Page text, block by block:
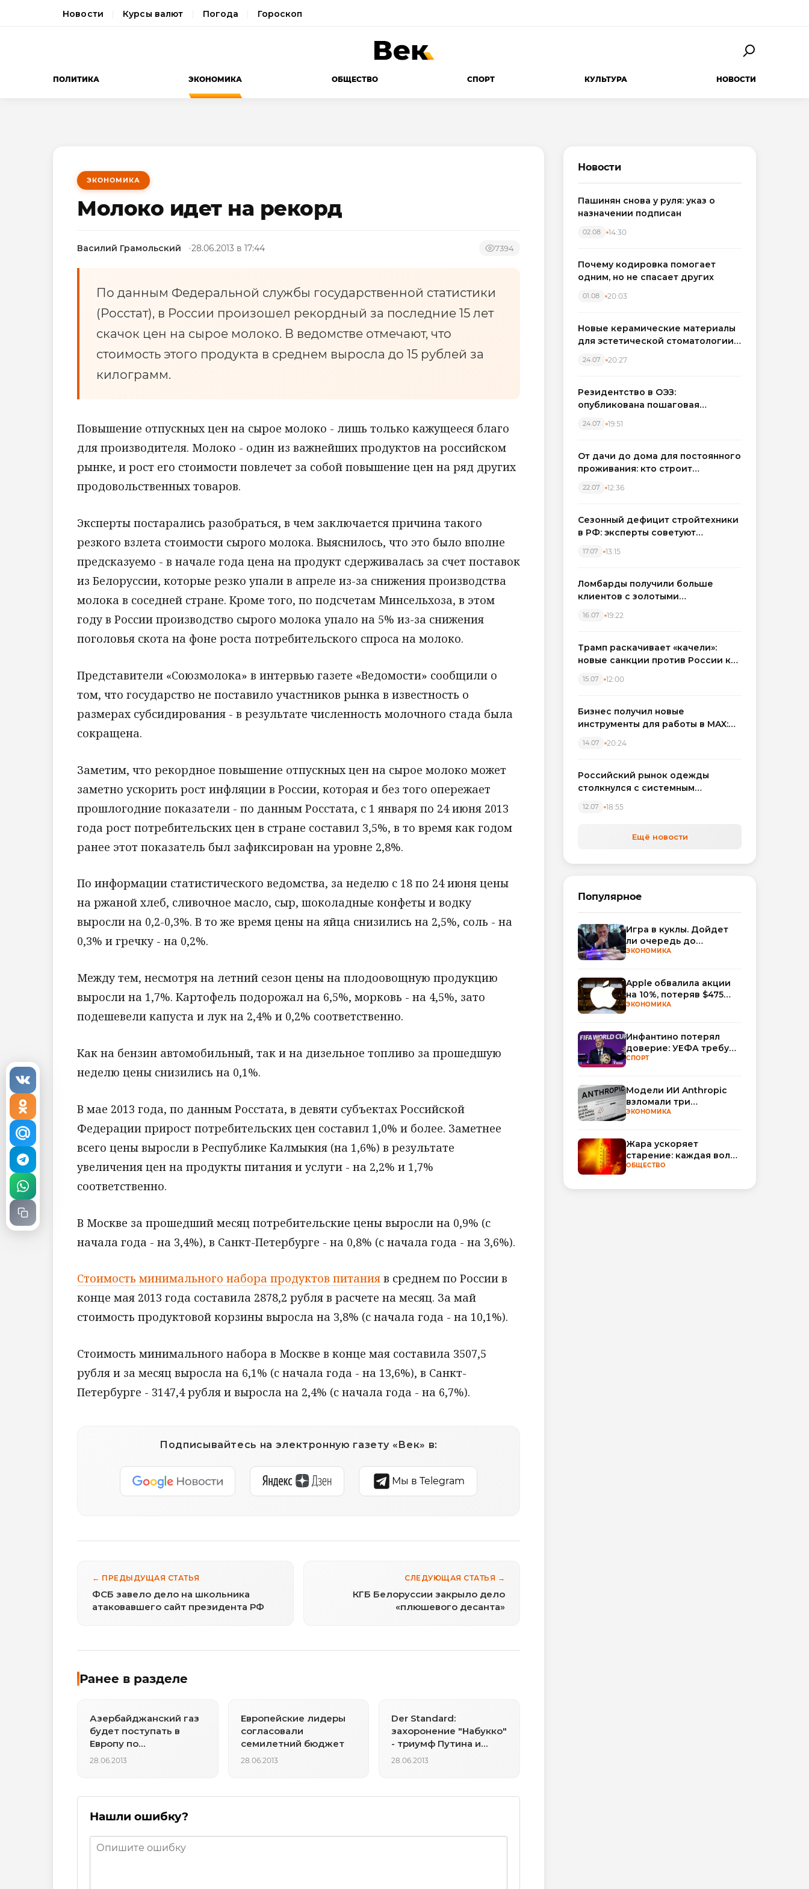
Новости Курсы валют Погода Гороскоп
ПОЛИТИКА ЭКОНОМИКА ОБЩЕСТВО СПОРТ КУЛЬТУРА НОВОСТИ
ЭКОНОМИКА
Молоко идет на рекорд
Василий Грамольский 28.06.2013 в 17:44 7394
По данным Федеральной службы государственной статистики
(Росстат), в России произошел рекордный за последние 15 лет
скачок цен на сырое молоко. В ведомстве отмечают, что
стоимость этого продукта в среднем выросла до 15 рублей за
килограмм.
Повышение отпускных цен на сырое молоко - лишь только кажущееся благо
для производителя. Молоко - один из важнейших продуктов на российском
рынке, и рост его стоимости повлечет за собой повышение цен на ряд других
продовольственных товаров.
Эксперты постарались разобраться, в чем заключается причина такого
резкого взлета стоимости сырого молока. Выяснилось, что это было вполне
предсказуемо - в начале года цена на продукт сдерживалась за счет поставок
из Белоруссии, которые резко упали в апреле из-за снижения производства
молока в соседней стране. Кроме того, по подсчетам Минсельхоза, в этом
году в России производство сырого молока упало на 5% из-за снижения
поголовья скота на фоне роста потребительского спроса на молоко.
Представители «Союзмолока» в интервью газете «Ведомости» сообщили о
том, что государство не поставило участников рынка в известность о
размерах субсидирования - в результате численность молочного стада была
сокращена.
Заметим, что рекордное повышение отпускных цен на сырое молоко может
заметно ускорить рост инфляции в России, которая и без того опережает
прошлогодние показатели - по данным Росстата, с 1 января по 24 июня 2013
года рост потребительских цен в стране составил 3,5%, в то время как годом
ранее этот показатель был зафиксирован на уровне 2,8%.
По информации статистического ведомства, за неделю с 18 по 24 июня цены
на ржаной хлеб, сливочное масло, сыр, шоколадные конфеты и водку
выросли на 0,2-0,3%. В то же время цены на яйца снизились на 2,5%, соль - на
0,3% и гречку - на 0,2%.
Между тем, несмотря на летний сезон цены на плодоовощную продукцию
выросли на 1,7%. Картофель подорожал на 6,5%, морковь - на 4,5%, зато
подешевели капуста и лук на 2,4% и 0,2% соответственно.
Как на бензин автомобильный, так и на дизельное топливо за прошедшую
неделю цены снизились на 0,1%.
В мае 2013 года, по данным Росстата, в девяти субъектах Российской
Федерации прирост потребительских цен составил 1,0% и более. Заметнее
всего цены выросли в Республике Калмыкия (на 1,6%) в результате
увеличения цен на продукты питания и услуги - на 2,2% и 1,7%
соответственно.
В Москве за прошедший месяц потребительские цены выросли на 0,9% (с
начала года - на 3,4%), в Санкт-Петербурге - на 0,8% (с начала года - на 3,6%).
Стоимость минимального набора продуктов питания в среднем по России в
конце мая 2013 года составила 2878,2 рубля в расчете на месяц. За май
стоимость продуктовой корзины выросла на 3,8% (с начала года - на 10,1%).
Стоимость минимального набора в Москве в конце мая составила 3507,5
рубля и за месяц выросла на 6,1% (с начала года - на 13,6%), в Санкт-
Петербурге - 3147,4 рубля и выросла на 2,4% (с начала года - на 6,7%).
Подписывайтесь на электронную газету «Век» в:
Мы в Telegram
← ПРЕДЫДУЩАЯ СТАТЬЯ
ФСБ завело дело на школьника
атаковавшего сайт президента РФ
СЛЕДУЮЩАЯ СТАТЬЯ →
КГБ Белоруссии закрыло дело
«плюшевого десанта»
Ранее в разделе
Азербайджанский газ
будет поступать в
Европу по
Трансадриатическому
28.06.2013
Европейские лидеры
согласовали
семилетний бюджет
28.06.2013
Der Standard:
захоронение "Набукко"
- триумф Путина и
поражение Украины
28.06.2013
Нашли ошибку?
Новости
Пашинян снова у руля: указ о
назначении подписан
02.08 14:30
Почему кодировка помогает
одним, но не спасает других
01.08 20:03
Новые керамические материалы
для эстетической стоматологии
24.07 20:27
Резидентство в ОЭЗ:
опубликована пошаговая
налоговых льгот для инвесторов
24.07 19:51
От дачи до дома для постоянного
проживания: кто строит
Западном регионе
22.07 12:36
Сезонный дефицит стройтехники
в РФ: эксперты советуют
17.07 13:15
Ломбарды получили больше
клиентов с золотыми
вырос на фоне подорожания
16.07 19:22
Трамп раскачивает «качели»:
новые санкции против России как
15.07 12:00
Бизнес получил новые
инструменты для работы в MAX:
автоматизируют обработку
14.07 20:24
Российский рынок одежды
столкнулся с системным
12.07 18:55
Ещё новости
Популярное
Игра в куклы. Дойдет
ли очередь до
Миллера?
ЭКОНОМИКА
Apple обвалила акции
на 10%, потеряв $475
млрд капитализации
ЭКОНОМИКА
Инфантино потерял
доверие: УЕФА требует
смены руководства
СПОРТ
Модели ИИ Anthropic
взломали три
организации во время
ЭКОНОМИКА
Жара ускоряет
старение: каждая волна
тепла добавляет
биологического
ОБЩЕСТВО